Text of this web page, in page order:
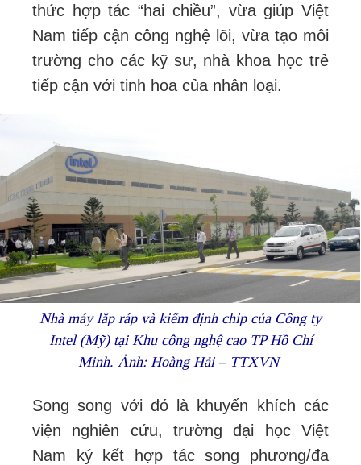
thức hợp tác “hai chiều”, vừa giúp Việt
Nam tiếp cận công nghệ lõi, vừa tạo môi
trường cho các kỹ sư, nhà khoa học trẻ
tiếp cận với tinh hoa của nhân loại.
Nhà máy lắp ráp và kiểm định chip của Công ty
Intel (Mỹ) tại Khu công nghệ cao TP Hồ Chí
Minh. Ảnh: Hoàng Hải – TTXVN
Song song với đó là khuyến khích các
viện nghiên cứu, trường đại học Việt
Nam ký kết hợp tác song phương/đa